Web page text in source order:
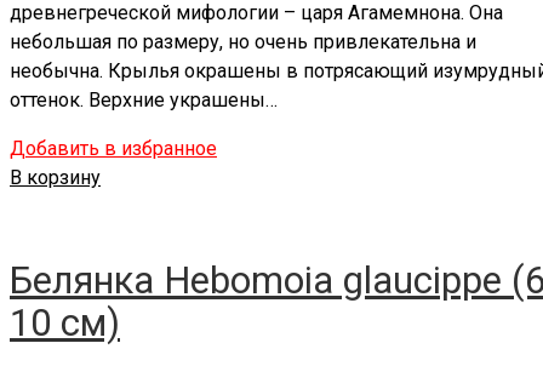
древнегреческой мифологии – царя Агамемнона. Она
небольшая по размеру, но очень привлекательна и
необычна. Крылья окрашены в потрясающий
оттенок. Верхние украшены…
Добавить в избранное
В корзину
Белянка Hebomoia glaucippe
10 см)